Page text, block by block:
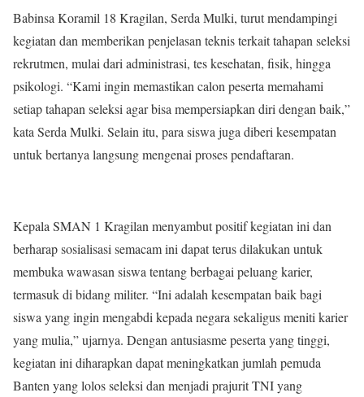
Babinsa Koramil 18 Kragilan, Serda Mulki, turut mendampingi
kegiatan dan memberikan penjelasan teknis terkait tahapan seleksi
rekrutmen, mulai dari administrasi, tes kesehatan, fisik, hingga
psikologi. “Kami ingin memastikan calon peserta memahami
setiap tahapan seleksi agar bisa mempersiapkan diri dengan baik,”
kata Serda Mulki. Selain itu, para siswa juga diberi kesempatan
untuk bertanya langsung mengenai proses pendaftaran.
Kepala SMAN 1 Kragilan menyambut positif kegiatan ini dan
berharap sosialisasi semacam ini dapat terus dilakukan untuk
membuka wawasan siswa tentang berbagai peluang karier,
termasuk di bidang militer. “Ini adalah kesempatan baik bagi
siswa yang ingin mengabdi kepada negara sekaligus meniti karier
yang mulia,” ujarnya. Dengan antusiasme peserta yang tinggi,
kegiatan ini diharapkan dapat meningkatkan jumlah pemuda
Banten yang lolos seleksi dan menjadi prajurit TNI yang